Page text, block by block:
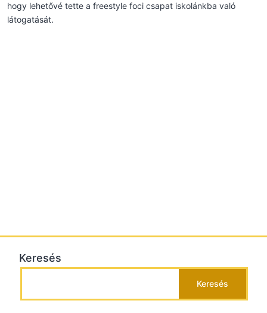
hogy lehetővé tette a freestyle foci csapat iskolánkba való
látogatását.
Keresés
Keresés